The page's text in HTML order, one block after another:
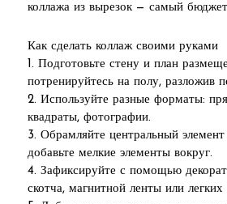
коллажа из вырезок — самый
Как сделать коллаж своими руками
1. Подготовьте стену и план
потренируйтесь на полу, разложив
2. Используйте разные форматы:
квадраты, фотографии.
3. Обрамляйте центральный
добавьте мелкие элементы вокруг.
4. Зафиксируйте с помощью
скотча, магнитной ленты или легких